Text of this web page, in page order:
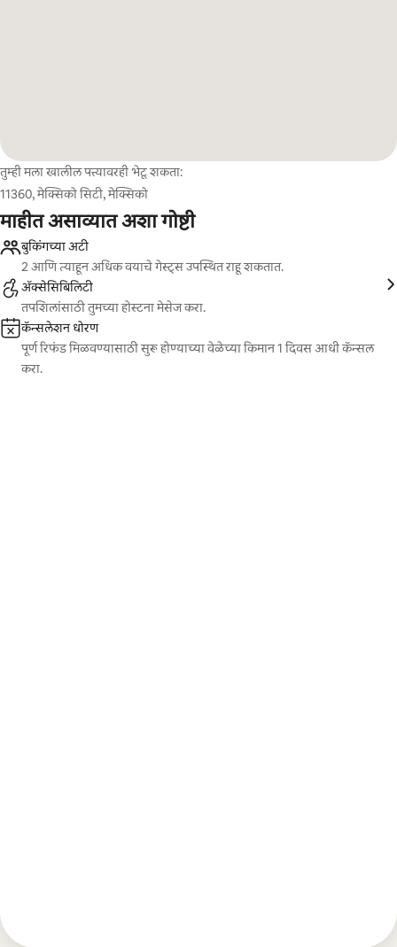
तुम्ही मला खालील पत्त्यावरही भेटू शकता:
11360, मेक्सिको सिटी, मेक्सिको
माहीत असाव्यात अशा गोष्टी
बुकिंगच्या अटी
2 आणि त्याहून अधिक वयाचे गेस्ट्स उपस्थित राहू शकतात.
ॲक्सेसिबिलिटी
तपशिलांसाठी तुमच्या होस्टना मेसेज करा.
कॅन्सलेशन धोरण
पूर्ण रिफंड मिळवण्यासाठी सुरू होण्याच्या वेळेच्या किमान 1 दिवस आधी कॅन्सल
करा.